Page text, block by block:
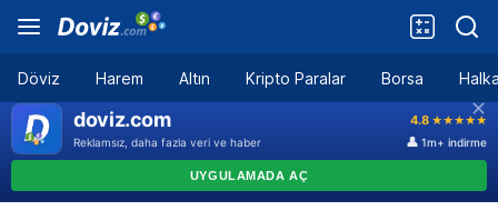
Döviz Harem Altın Kripto Paralar Borsa